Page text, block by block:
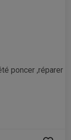
poncer ,réparer